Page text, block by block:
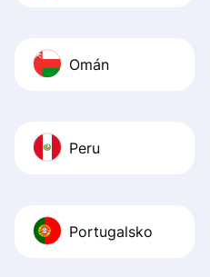
Omán
Peru
Portugalsko